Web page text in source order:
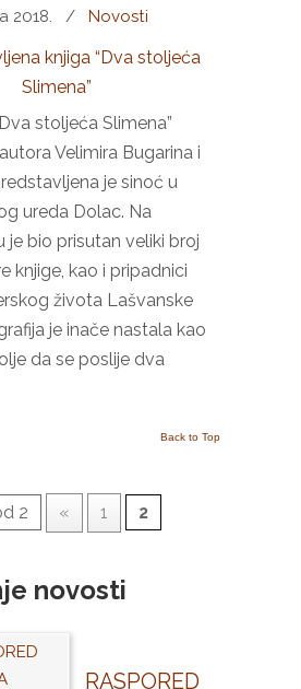
2018. / Novosti
stoljeća Slimena”
Velimira Bugarina i
je sinoć u
ureda Dolac. Na
je bio prisutan veliki broj
knjige, kao i pripadnici
života Lašvanske
je inače nastala kao
da se poslije dva
Back to Top
2 « 1 2
novosti
RASPORED